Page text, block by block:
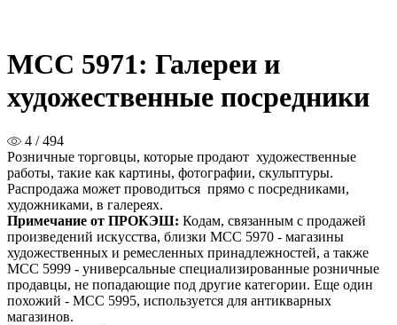
MCC 5971: Галереи и
художественные посредники
4 / 494
Розничные торговцы, которые продают художественные
работы, такие как картины, фотографии, скульптуры.
Распродажа может проводиться прямо с посредниками,
художниками, в галереях.
Примечание от ПРОКЭШ: Кодам, связанным с продажей
произведений искусства, близки MCC 5970 - магазины
художественных и ремесленных принадлежностей, а также
MCC 5999 - универсальные специализированные розничные
продавцы, не попадающие под другие категории. Еще один
похожий - MCC 5995, используется для антикварных
магазинов.